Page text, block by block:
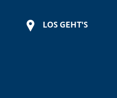
LOS GEHT'S